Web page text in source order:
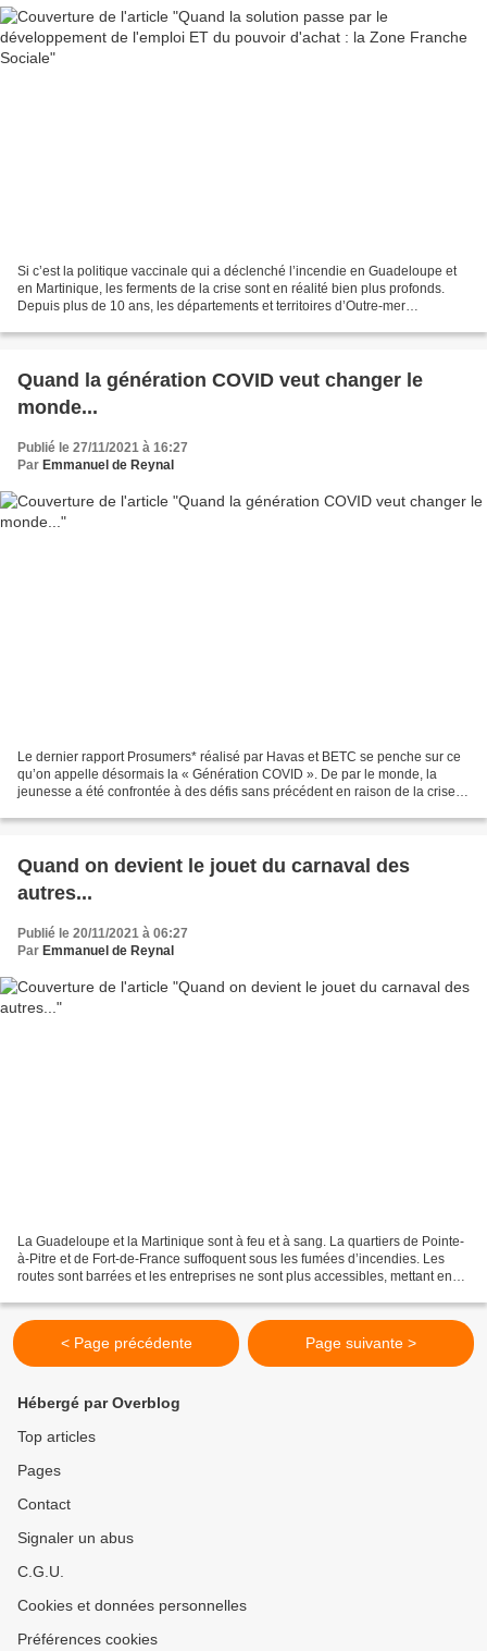
Si c’est la politique vaccinale qui a déclenché l’incendie en Guadeloupe et
en Martinique, les ferments de la crise sont en réalité bien plus profonds.
Depuis plus de 10 ans, les départements et territoires d’Outre-mer
Quand la génération COVID veut changer le
monde...
Publié le 27/11/2021 à 16:27
Par Emmanuel de Reynal
Le dernier rapport Prosumers* réalisé par Havas et BETC se penche sur ce
qu’on appelle désormais la « Génération COVID ». De par le monde, la
jeunesse a été confrontée à des défis sans précédent en raison de la crise
Quand on devient le jouet du carnaval des
autres...
Publié le 20/11/2021 à 06:27
Par Emmanuel de Reynal
La Guadeloupe et la Martinique sont à feu et à sang. La quartiers de Pointe-
à-Pitre et de Fort-de-France suffoquent sous les fumées d’incendies. Les
routes sont barrées et les entreprises ne sont plus accessibles, mettant en
< Page précédente Page suivante >
Hébergé par Overblog
Top articles
Pages
Contact
Signaler un abus
C.G.U.
Cookies et données personnelles
Préférences cookies